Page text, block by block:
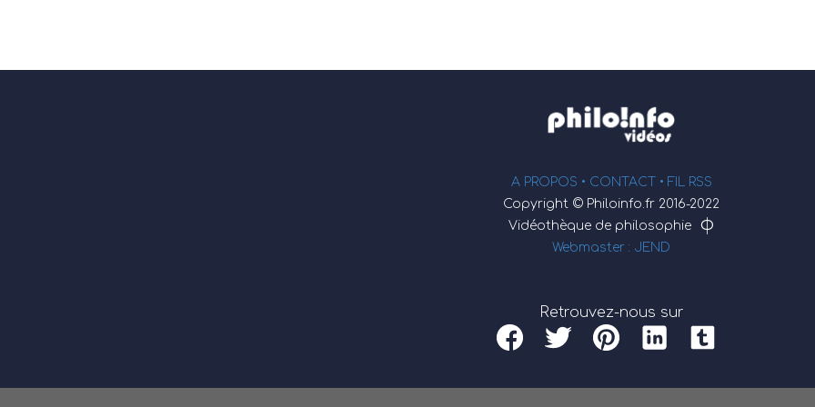
A PROPOS • CONTACT • FIL RSS
Copyright © Philoinfo.fr 2016-2022
Vidéothèque de philosophie
φ
Webmaster : JEND
Retrouvez-nous sur